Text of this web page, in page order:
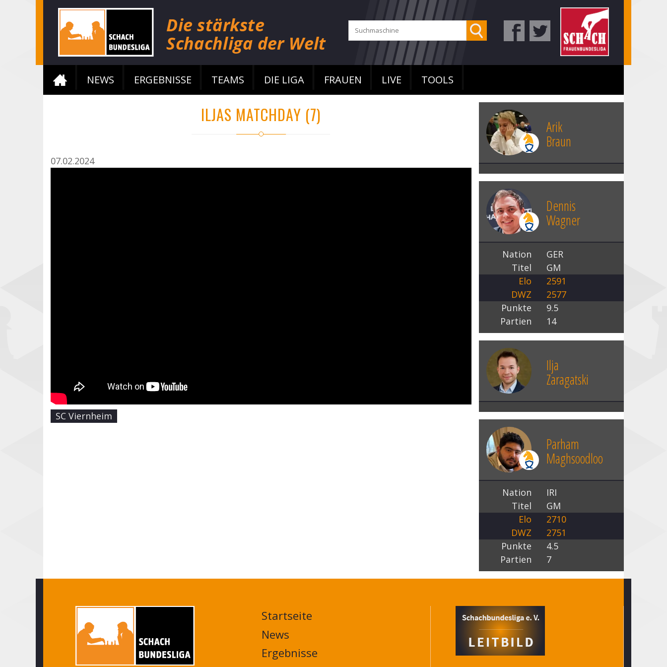
NEWS ERGEBNISSE TEAMS DIE LIGA FRAUEN LIVE TOOLS
ILJAS MATCHDAY (7)
07.02.2024
SC Viernheim
Arik
Braun
Dennis
Wagner
Nation
GER
Titel
GM
Elo
2591
DWZ
2577
Punkte
9.5
Partien
14
Ilja
Zaragatski
Parham
Maghsoodloo
Nation
IRI
Titel
GM
Elo
2710
DWZ
2751
Punkte
4.5
Partien
7
MAIN
NAVIGATION
FOOTER
Startseite
News
Ergebnisse